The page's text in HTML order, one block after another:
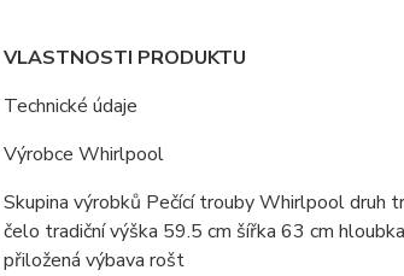
VLASTNOSTI PRODUKTU
Technické údaje
Výrobce Whirlpool
Skupina výrobků Pečící trouby Whirlpool druh
čelo tradiční výška 59.5 cm šířka 63 cm
přiložená výbava rošt